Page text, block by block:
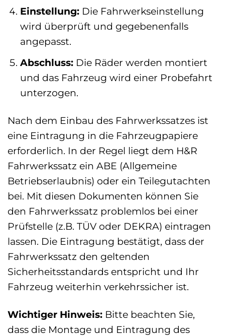
Einstellung:Die Fahrwerkseinstellung
wird überprüft und gegebenenfalls
angepasst.
Abschluss:Die Räder werden montiert
und das Fahrzeug wird einer Probefahrt
unterzogen.
Nach dem Einbau des Fahrwerkssatzes ist
eine Eintragung in die Fahrzeugpapiere
erforderlich. In der Regel liegt dem H&R
Fahrwerkssatz ein ABE (Allgemeine
Betriebserlaubnis) oder ein Teilegutachten
bei. Mit diesen Dokumenten können Sie
den Fahrwerkssatz problemlos bei einer
Prüfstelle (z.B. TÜV oder DEKRA) eintragen
lassen. Die Eintragung bestätigt, dass der
Fahrwerkssatz den geltenden
Sicherheitsstandards entspricht und Ihr
Fahrzeug weiterhin verkehrssicher ist.
Wichtiger Hinweis: Bitte beachten Sie,
dass die Montage und Eintragung des